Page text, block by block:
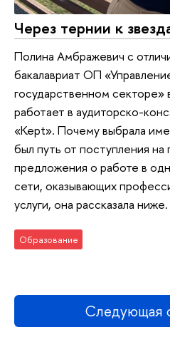
Через тернии к
Полина Амбражевич с
бакалавриат ОП
государственном секторе»
работает в аудиторско-
«Kept». Почему выбрала
был путь от поступления на
предложения о работе в
сети, оказывающих
услуги, она рассказала ниже.
Образование
Следующая